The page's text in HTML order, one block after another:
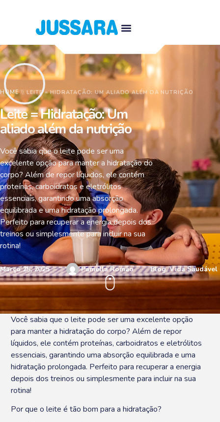
HOME\\LEITE = HIDRATAÇÃO: UM ALIADO ALÉM DA NUTRIÇÃO
Leite = Hidratação: Um
aliado além da nutrição
Você sabia que o leite pode ser uma
excelente opção para manter a hidratação do
corpo? Além de repor líquidos, ele contém
proteínas, carboidratos e eletrólitos
essenciais, garantindo uma absorção
equilibrada e uma hidratação prolongada.
Perfeito para recuperar a energia depois dos
treinos ou simplesmente para incluir na sua
rotina!
Março 25, 2025 Pamella Romão Blog,Vida Saudável
Você sabia que o leite pode ser uma excelente opção
para manter a hidratação do corpo? Além de repor
líquidos, ele contém proteínas, carboidratos e eletrólitos
essenciais, garantindo uma absorção equilibrada e uma
hidratação prolongada. Perfeito para recuperar a energia
depois dos treinos ou simplesmente para incluir na sua
rotina!
Por que o leite é tão bom para a hidratação?